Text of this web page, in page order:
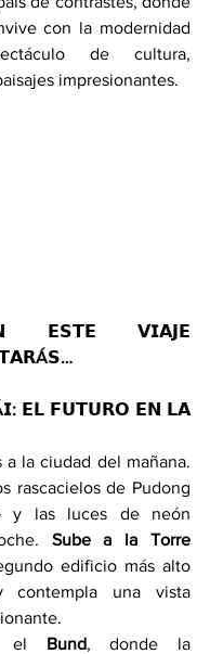
con la modernidad
de cultura,
impresionantes.
𝗘𝗦𝗧𝗘 𝗩𝗜𝗔𝗝𝗘
𝗘𝗟 𝗙𝗨𝗧𝗨𝗥𝗢 𝗘𝗡 𝗟𝗔
a la ciudad del mañana.
rascacielos de Pudong
y las luces de neón
Sube a la Torre
edificio más alto
contempla una vista
el Bund, donde la